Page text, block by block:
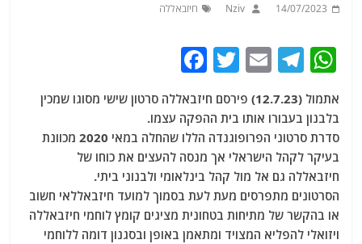
14/07/2023
Nziv חיזבאללה
W
h
at
s
A
p
p
T
e
g
ra
m
E
ai
l
T
itt
er
a
c
e
b
o
o
אתמול (12.7.23) פירסם חיזבאללה סרטון שישי מסוגו שמכין
בלבנון בעבורו אותו בית ההפקה עצמו.
סדרת סרטוני הפרופוגנדה הללו שהחלה במאי 2020 מכוונת
בעיקר לקהל הישראלי אך מנסה להעצים את כוחו של
חיזבאללה גם אל מול קהל בינלאומי ולבנוני ביתי.
הסרטונים מתפרסים מעת לעת בסמוך למועד חיזבאללאי חשוב
או בהקשר של מתיחות בטחונית מציגים קומץ לוחמי חיזבאללה
ויזואלי להפליא המצויד ומתאמן באופן ובסגנון דומה ללוחמי